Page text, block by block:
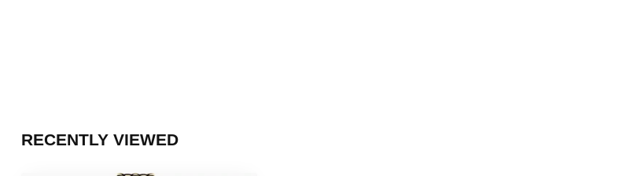
RECENTLY VIEWED